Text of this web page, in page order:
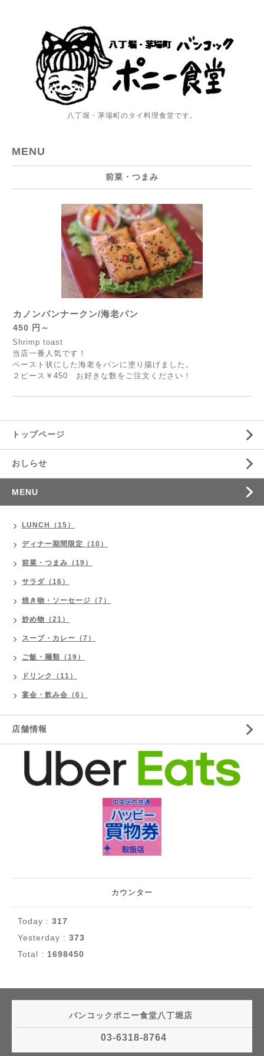
八丁堀・茅場町のタイ料理食堂です。
MENU
前菜・つまみ
カノンパンナークン/海老パン
450 円～
Shrimp toast
当店一番人気です！
ペースト状にした海老をパンに塗り揚げました。
２ピース￥450 お好きな数をご注文ください！
トップページ
おしらせ
MENU
LUNCH（15）
ディナー期間限定（10）
前菜・つまみ（19）
サラダ（16）
焼き物・ソーセージ（7）
炒め物（21）
スープ・カレー（7）
ご飯・麺類（19）
ドリンク（11）
宴会・飲み会（6）
店舗情報
カウンター
Today : 317
Yesterday : 373
Total : 1698450
バンコックポニー食堂八丁堀店
03-6318-8764